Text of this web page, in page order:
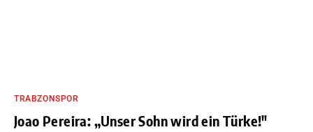
TRABZONSPOR
Joao Pereira: „Unser Sohn wird ein Türke!″